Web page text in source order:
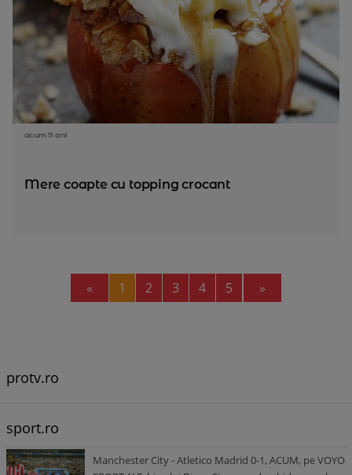
acum 11 ani
Mere coapte cu topping crocant
« Previous
1 2 3 4 5 »
protv.ro
sport.ro
Manchester City - Atletico Madrid 0-1, ACUM, pe VOYO